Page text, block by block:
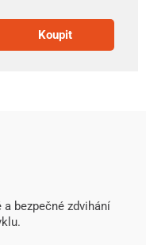
Koupit
bezpečné zdvihání